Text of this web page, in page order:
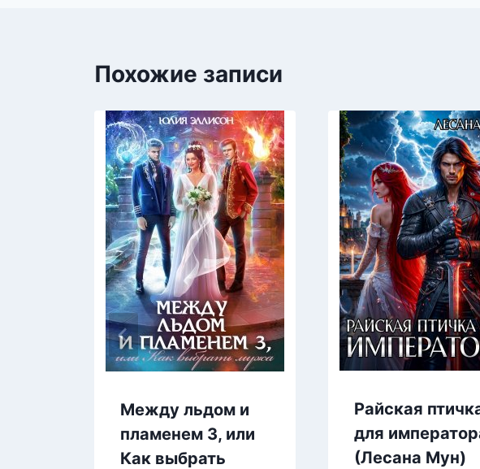
Похожие записи
Между льдом и
пламенем 3, или
Как выбрать
Райская
для
(Лесана Мун)